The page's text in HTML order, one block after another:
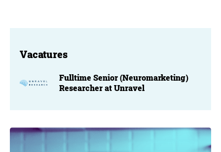
Vacatures
Fulltime Senior (Neuromarketing)
Researcher at Unravel